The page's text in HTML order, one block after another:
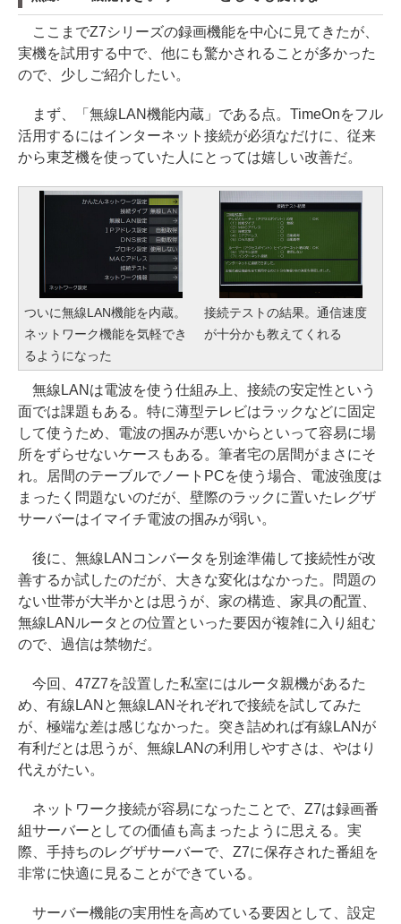
ここまでZ7シリーズの録画機能を中心に見てきたが、
実機を試用する中で、他にも驚かされることが多かった
ので、少しご紹介したい。
まず、「無線LAN機能内蔵」である点。TimeOnをフル
活用するにはインターネット接続が必須なだけに、従来
から東芝機を使っていた人にとっては嬉しい改善だ。
ついに無線LAN機能を内蔵。
ネットワーク機能を気軽でき
るようになった
接続テストの結果。通信速度
が十分かも教えてくれる
無線LANは電波を使う仕組み上、接続の安定性という
面では課題もある。特に薄型テレビはラックなどに固定
して使うため、電波の掴みが悪いからといって容易に場
所をずらせないケースもある。筆者宅の居間がまさにそ
れ。居間のテーブルでノートPCを使う場合、電波強度は
まったく問題ないのだが、壁際のラックに置いたレグザ
サーバーはイマイチ電波の掴みが弱い。
後に、無線LANコンバータを別途準備して接続性が改
善するか試したのだが、大きな変化はなかった。問題の
ない世帯が大半かとは思うが、家の構造、家具の配置、
無線LANルータとの位置といった要因が複雑に入り組む
ので、過信は禁物だ。
今回、47Z7を設置した私室にはルータ親機があるた
め、有線LANと無線LANそれぞれで接続を試してみた
が、極端な差は感じなかった。突き詰めれば有線LANが
有利だとは思うが、無線LANの利用しやすさは、やはり
代えがたい。
ネットワーク接続が容易になったことで、Z7は録画番
組サーバーとしての価値も高まったように思える。実
際、手持ちのレグザサーバーで、Z7に保存された番組を
非常に快適に見ることができている。
サーバー機能の実用性を高めている要因として、設定